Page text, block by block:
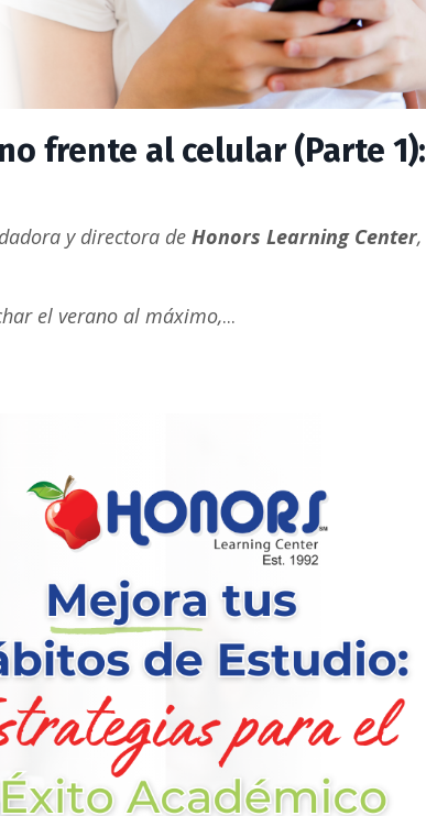
frente al celular (Parte 1):
y directora de Honors Learning Center,
el verano al máximo,...